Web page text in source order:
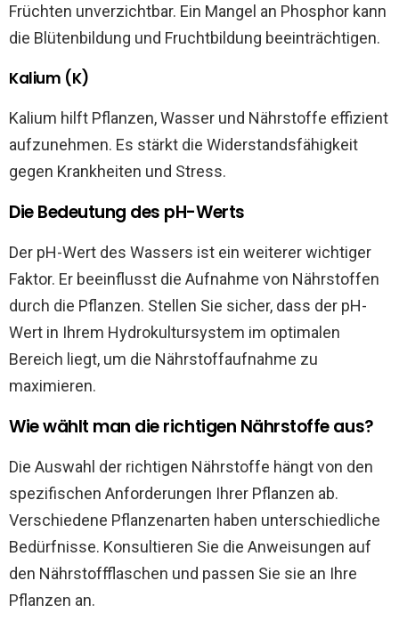
Früchten unverzichtbar. Ein Mangel an Phosphor kann
die Blütenbildung und Fruchtbildung beeinträchtigen.
Kalium (K)
Kalium hilft Pflanzen, Wasser und Nährstoffe effizient
aufzunehmen. Es stärkt die Widerstandsfähigkeit
gegen Krankheiten und Stress.
Die Bedeutung des pH-Werts
Der pH-Wert des Wassers ist ein weiterer wichtiger
Faktor. Er beeinflusst die Aufnahme von Nährstoffen
durch die Pflanzen. Stellen Sie sicher, dass der pH-
Wert in Ihrem Hydrokultursystem im optimalen
Bereich liegt, um die Nährstoffaufnahme zu
maximieren.
Wie wählt man die richtigen Nährstoffe aus?
Die Auswahl der richtigen Nährstoffe hängt von den
spezifischen Anforderungen Ihrer Pflanzen ab.
Verschiedene Pflanzenarten haben unterschiedliche
Bedürfnisse. Konsultieren Sie die Anweisungen auf
den Nährstoffflaschen und passen Sie sie an Ihre
Pflanzen an.